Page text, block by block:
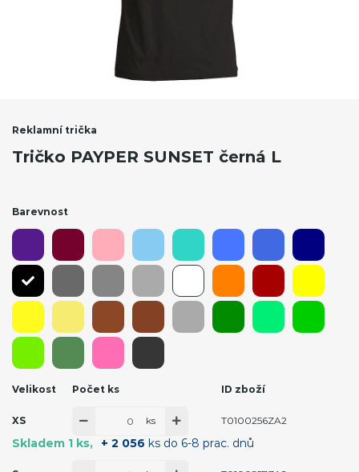
Reklamní trička
Tričko PAYPER SUNSET černá L
Barevnost
Velikost Počet ks ID zboží
XS
Skladem 1 ks + 2 056 ks do 6-8 prac. dnů
ks T0100256ZA2